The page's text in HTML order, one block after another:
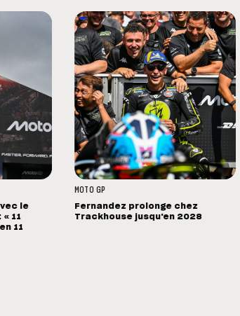
le
11
11
MOTO GP
Fernandez prolonge chez
Trackhouse jusqu'en 2028